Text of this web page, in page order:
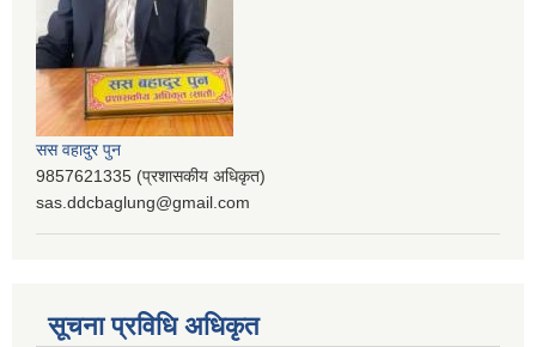
सस वहादुर पुन
9857621335 (प्रशासकीय अधिकृत)
sas.ddcbaglung@gmail.com
सूचना प्रविधि अधिकृत